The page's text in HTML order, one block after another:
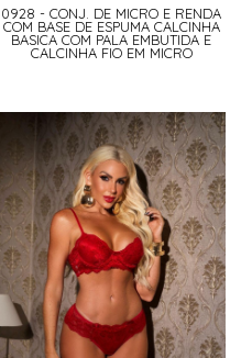
0928 - CONJ. DE MICRO E RENDA
COM BASE DE ESPUMA CALCINHA
BASICA COM PALA EMBUTIDA E
CALCINHA FIO EM MICRO